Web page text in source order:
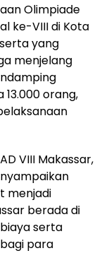
Olimpiade
ke-VIII di Kota
yang
menjelang
13.000 orang,
VIII Makassar,
menjadi
berada di
serta
para